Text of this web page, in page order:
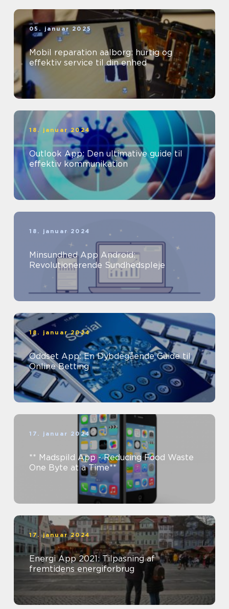
05. januar 2025
Mobil reparation aalborg: hurtig og
effektiv service til din enhed
18. januar 2024
Outlook App: Den ultimative guide til
effektiv kommunikation
18. januar 2024
Minsundhed App Android:
Revolutionerende Sundhedspleje
18. januar 2024
Oddset App: En Dybdegående Guide til
Online Betting
17. januar 2024
** Madspild App - Reducing Food Waste
One Byte at a Time**
17. januar 2024
Energi App 2021: Tilpasning af
fremtidens energiforbrug